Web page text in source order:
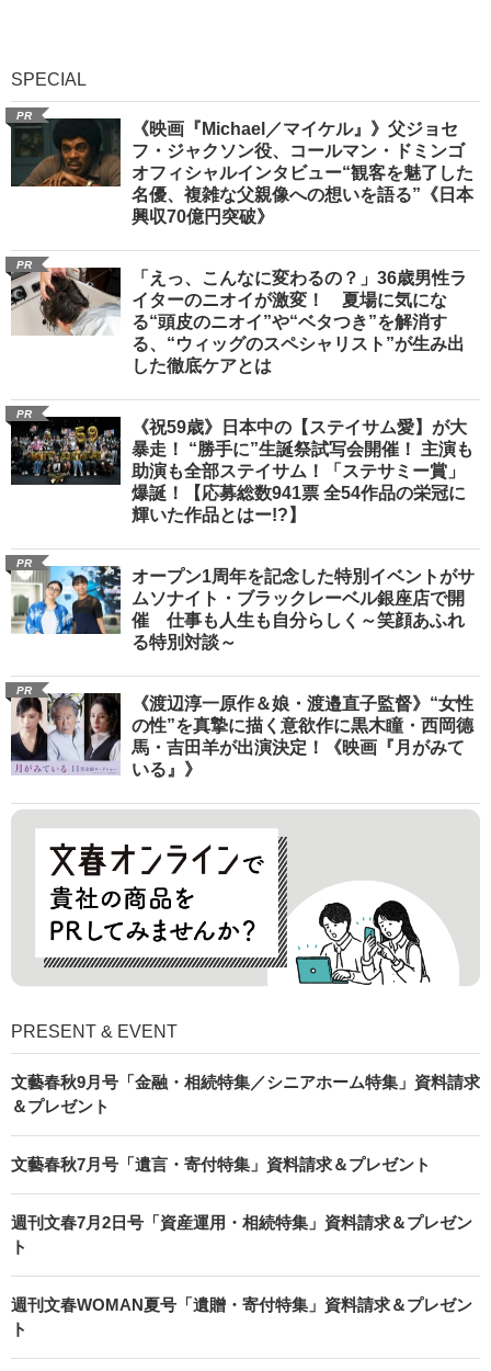
SPECIAL
PR
《映画『Michael／マイケル』》父ジョセ
フ・ジャクソン役、コールマン・ドミンゴ
オフィシャルインタビュー“観客を魅了した
名優、複雑な父親像への想いを語る”《日本
興収70億円突破》
PR
「えっ、こんなに変わるの？」36歳男性ラ
イターのニオイが激変！ 夏場に気にな
る“頭皮のニオイ”や“ベタつき”を解消す
る、“ウィッグのスペシャリスト”が生み出
した徹底ケアとは
PR
《祝59歳》日本中の【ステイサム愛】が大
暴走！ “勝手に”生誕祭試写会開催！ 主演も
助演も全部ステイサム！「ステサミー賞」
爆誕！【応募総数941票 全54作品の栄冠に
輝いた作品とはー!?】
PR
オープン1周年を記念した特別イベントがサ
ムソナイト・ブラックレーベル銀座店で開
催 仕事も人生も自分らしく～笑顔あふれ
る特別対談～
PR
《渡辺淳一原作＆娘・渡邉直子監督》“女性
の性”を真摯に描く意欲作に黒木瞳・西岡德
馬・吉田羊が出演決定！《映画『月がみて
いる』》
PRESENT & EVENT
文藝春秋9月号「金融・相続特集／シニアホーム特集」資料請求
＆プレゼント
文藝春秋7月号「遺言・寄付特集」資料請求＆プレゼント
週刊文春7月2日号「資産運用・相続特集」資料請求＆プレゼン
ト
週刊文春WOMAN夏号「遺贈・寄付特集」資料請求＆プレゼン
ト